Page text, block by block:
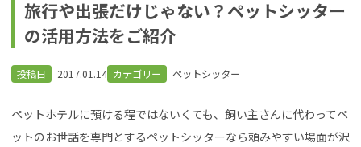
旅行や出張だけじゃない？ペットシッター
の活用方法をご紹介
投稿日 2017.01.14 カテゴリー ペットシッター
ペットホテルに預ける程ではないくても、飼い主さんに代わってペ
ットのお世話を専門とするペットシッターなら頼みやすい場面が沢